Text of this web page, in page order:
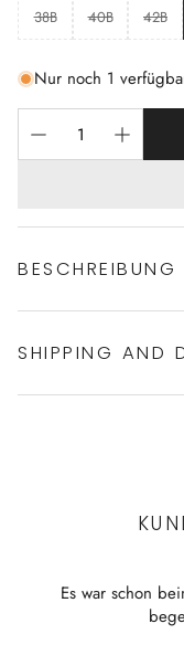
38B
40B 42B
Nur noch 1
BESCHREIBUNG
Sportlicher
SHIPPING AND
Es war schon